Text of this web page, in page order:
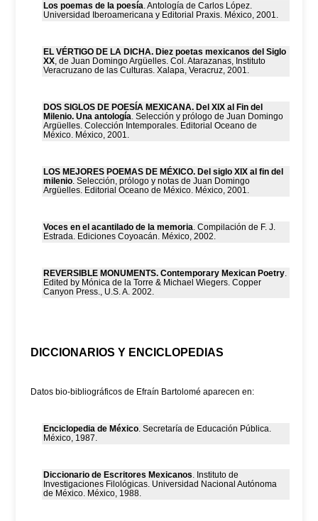
Los poemas de la poesía. Antología de Carlos López.
Universidad Iberoamericana y Editorial Praxis. México, 2001.
EL VÉRTIGO DE LA DICHA. Diez poetas mexicanos del Siglo
XX, de Juan Domingo Argüelles. Col. Atarazanas, Instituto
Veracruzano de las Culturas. Xalapa, Veracruz, 2001.
DOS SIGLOS DE POESÍA MEXICANA. Del XIX al Fin del
Milenio. Una antología. Selección y prólogo de Juan Domingo
Argüelles. Colección Intemporales. Editorial Oceano de
México. México, 2001.
LOS MEJORES POEMAS DE MÉXICO. Del siglo XIX al fin del
milenio. Selección, prólogo y notas de Juan Domingo
Argüelles. Editorial Oceano de México. México, 2001.
Voces en el acantilado de la memoria. Compilación de F. J.
Estrada. Ediciones Coyoacán. México, 2002.
REVERSIBLE MONUMENTS. Contemporary Mexican Poetry.
Edited by Mónica de la Torre & Michael Wiegers. Copper
Canyon Press., U.S. A. 2002.
DICCIONARIOS Y ENCICLOPEDIAS
Datos bio-bibliográficos de Efraín Bartolomé aparecen en:
Enciclopedia de México. Secretaría de Educación Pública.
México, 1987.
Diccionario de Escritores Mexicanos. Instituto de
Investigaciones Filológicas. Universidad Nacional Autónoma
de México. México, 1988.